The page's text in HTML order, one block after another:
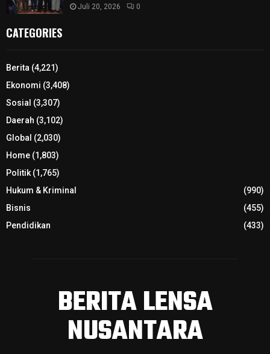
Juli 20, 2026 0
CATEGORIES
Berita (4,221)
Ekonomi (3,408)
Sosial (3,307)
Daerah (3,102)
Global (2,030)
Home (1,803)
Politik(1,765)
Hukum & Kriminal
(990)
Bisnis
(455)
Pendidikan
(433)
BERITA LENSA
NUSANTARA